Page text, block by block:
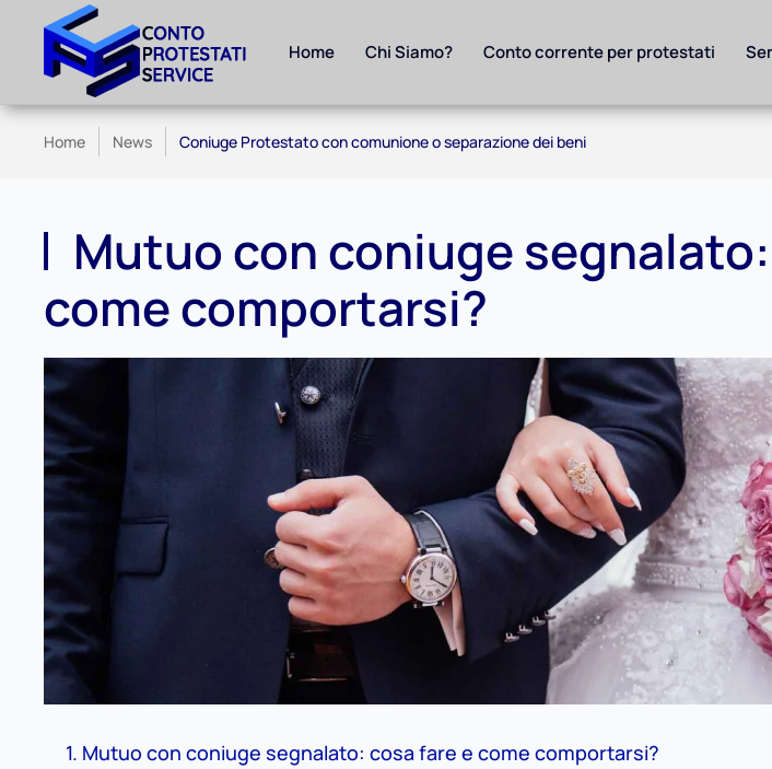
Skip to main content Home Chi Siamo? Conto corrente per protestati
Home News Coniuge Protestato con comunione o separazione dei beni
Mutuo con coniuge
come comportarsi?
Mutuo con coniuge segnalato: cosa fare e come comportarsi?